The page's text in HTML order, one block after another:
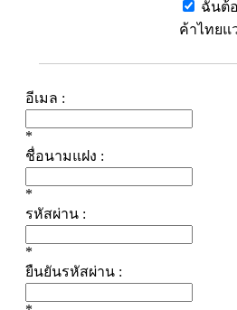
ฉันต้
ค้าไทยแ
อีเมล :
*
ชื่อนามแฝง :
*
รหัสผ่าน :
*
ยืนยันรหัสผ่าน :